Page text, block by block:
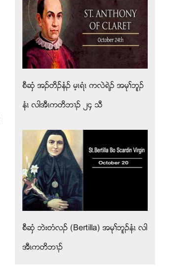
စီဆွံ အဥတိဥနံဥ မ့ၚရံၚ ကလဲရဲဥ အမုႈဘူဥ
နံၚ လါအီၚကတိဘ႕ဥ ၂၄ သီ
စီဆွံ ဘဲးတံလဥ (Bertilla) အမုႈဘူဥနံၚ လါ
အီၚကတိဘ႕ဥ